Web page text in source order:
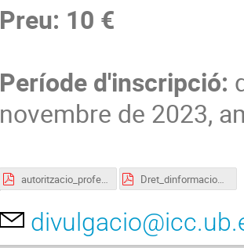
Preu: 10 €
Període d'inscripció:
novembre de 2023,
autoritzacio_professorat.pdf Dret_dinformacio_consentiment.pdf